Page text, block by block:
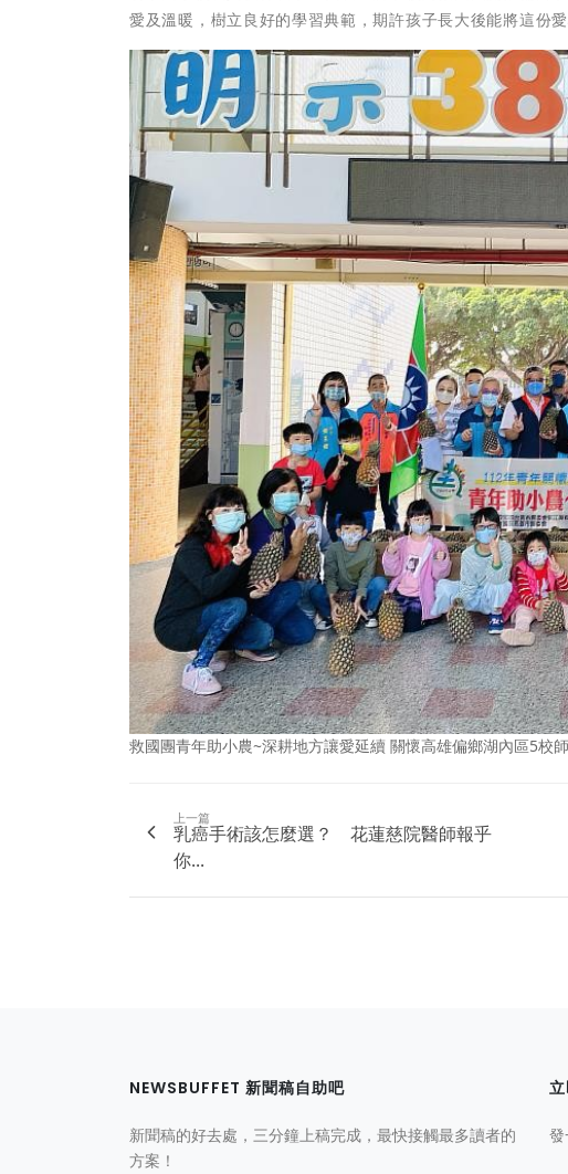
愛及溫暖，樹立良好的學習典範，期許孩子長大後能將這份愛
救國團青年助小農~深耕地方讓愛延續 關懷高雄偏鄉湖內區5校
上一篇
乳癌手術該怎麼選？ 花蓮慈院醫師報乎
你...
NEWSBUFFET 新聞稿自助吧
新聞稿的好去處，三分鐘上稿完成，最快接觸最多讀者的
方案！